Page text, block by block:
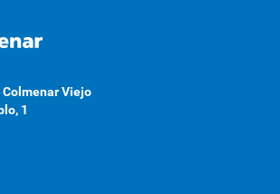
Viejo
1